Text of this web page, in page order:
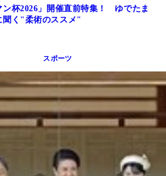
ン杯2026」開催直前特集！ ゆでたま
聞く"柔術のススメ"
スポーツ